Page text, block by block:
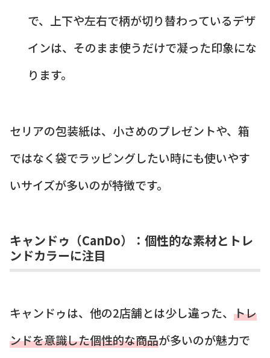
で、上下や左右で柄が切り替わっているデザ
インは、そのまま使うだけで凝った印象にな
ります。
セリアの包装紙は、小さめのプレゼントや、箱
ではなく袋でラッピングしたい時にも使いやす
いサイズが多いのが特徴です。
キャンドゥ（CanDo）：個性的な素材とトレ
ンドカラーに注目
キャンドゥは、他の2店舗とは少し違った、 トレ
ンドを意識した個性的な商品が多いのが魅力で